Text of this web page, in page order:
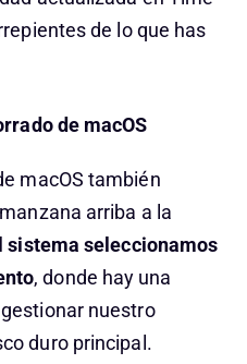
de lo que has
de macOS
macOS también
arriba a la
sistema seleccionamos
, donde hay una
nuestro
duro principal.